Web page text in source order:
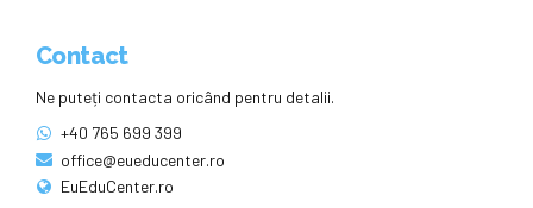
Contact
Ne puteți contacta oricând pentru detalii.
+40 765 699 399
office@eueducenter.ro
EuEduCenter.ro